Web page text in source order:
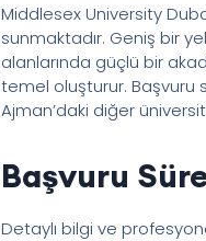
Middlesex University
sunmaktadır. Geniş bir
alanlarında güçlü bir
temel oluşturur. Başvuru
Ajman’daki diğer
Başvuru
Detaylı bilgi ve